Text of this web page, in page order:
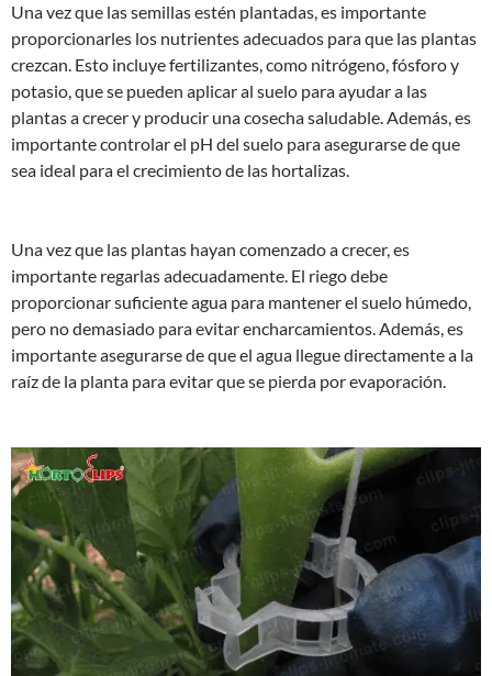
Una vez que las semillas estén plantadas, es importante
proporcionarles los nutrientes adecuados para que las plantas
crezcan. Esto incluye fertilizantes, como nitrógeno, fósforo y
potasio, que se pueden aplicar al suelo para ayudar a las
plantas a crecer y producir una cosecha saludable. Además, es
importante controlar el pH del suelo para asegurarse de que
sea ideal para el crecimiento de las hortalizas.
Una vez que las plantas hayan comenzado a crecer, es
importante regarlas adecuadamente. El riego debe
proporcionar suficiente agua para mantener el suelo húmedo,
pero no demasiado para evitar encharcamientos. Además, es
importante asegurarse de que el agua llegue directamente a la
raíz de la planta para evitar que se pierda por evaporación.